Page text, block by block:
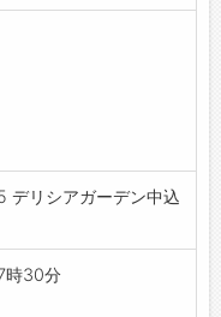
など
迎
デリシアガーデン中込
時30分